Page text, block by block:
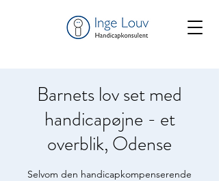
Barnets lov set med
handicapøjne - et
overblik, Odense
Selvom den handicapkompenserende